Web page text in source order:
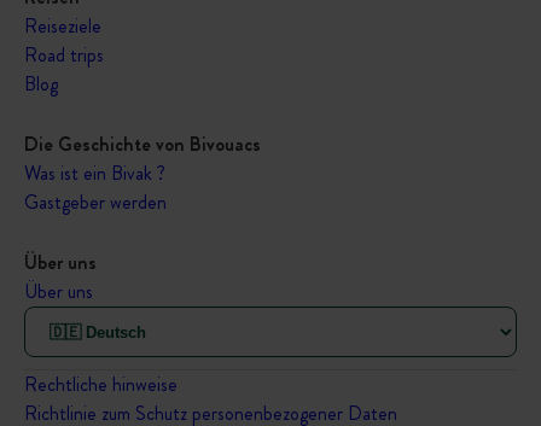
Reiseziele
Road trips
Blog
Die Geschichte von Bivouacs
Was ist ein Bivak ?
Gastgeber werden
Über uns
Über uns
Rechtliche hinweise
Richtlinie zum Schutz personenbezogener Daten